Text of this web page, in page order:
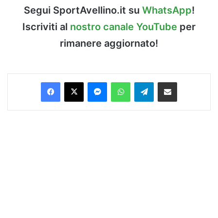
Segui SportAvellino.it su WhatsApp!
Iscriviti al nostro canale YouTube per
rimanere aggiornato!
Facebook
X MessengerWhatsAppTelegramCondividi via Email